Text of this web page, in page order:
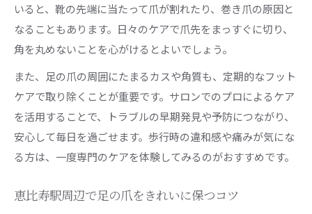
足の爪のカスや巻き爪を防ぐセルフケアの工夫
巻き爪トラブルも安心な足の爪メンテナンス法
足の爪にたまるカスを綺麗に保つケア習慣
専門店で行う巻き爪・足の爪ケアのポイント
足の爪のカスや巻き爪を予防する生活習慣
恵比寿駅近くで安全に続ける足の爪ケア
安全な足の爪ケアを恵比寿駅近辺で続ける秘訣
再来しやすい足の爪ケアサロンの特徴を解説
いると、靴の先端に当たって爪が割れたり、巻き爪の原因と
なることもあります。日々のケアで爪先をまっすぐに切り、
角を丸めないことを心がけるとよいでしょう。
また、足の爪の周囲にたまるカスや角質も、定期的なフット
ケアで取り除くことが重要です。サロンでのプロによるケア
を活用することで、トラブルの早期発見や予防につながり、
安心して毎日を過ごせます。歩行時の違和感や痛みが気にな
る方は、一度専門のケアを体験してみるのがおすすめです。
恵比寿駅周辺で足の爪をきれいに保つコツ